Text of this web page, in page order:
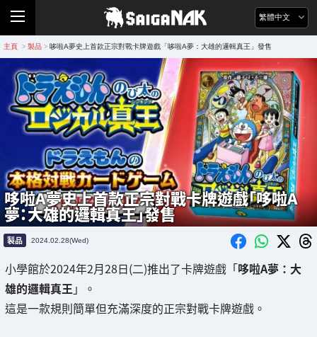
繁體中文
主頁 > 製品 > 哆啦A夢史上首款正宗對戰卡牌遊戲「哆啦A夢：大雄的邏輯真王」發售
哆啦A夢史上首款正宗對戰卡牌遊戲「哆啦A
夢：大雄的邏輯真王」發售
製品 2024.02.28(Wed)
小學館於2024年2月28日(二)推出了卡牌遊戲「哆啦A夢：大
雄的邏輯真王 」。
這是一款規則簡單但充滿深度的正宗對戰卡牌遊戲。